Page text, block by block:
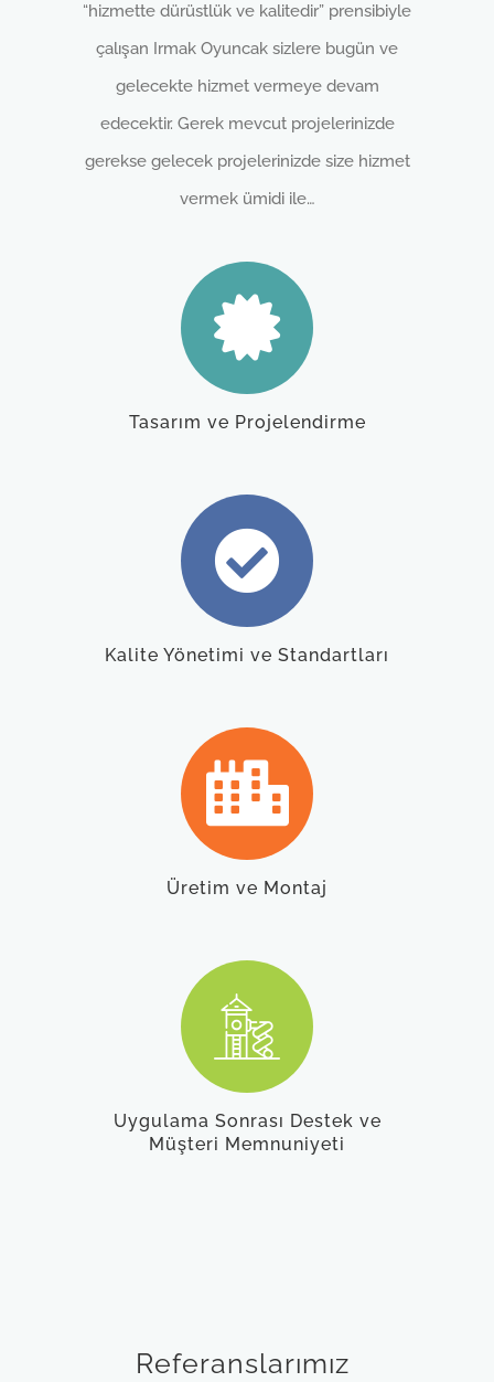
“hizmette dürüstlük ve kalitedir” prensibiyle
çalışan Irmak Oyuncak sizlere bugün ve
gelecekte hizmet vermeye devam
edecektir. Gerek mevcut projelerinizde
gerekse gelecek projelerinizde size hizmet
vermek ümidi ile…
Tasarım ve Projelendirme
Kalite Yönetimi ve Standartları
Üretim ve Montaj
Uygulama Sonrası Destek ve
Müşteri Memnuniyeti
Referanslarımız